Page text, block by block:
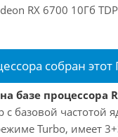
RX 6700 10Гб
собран этот
базе процессора
базовой частотой
Turbo, имеет